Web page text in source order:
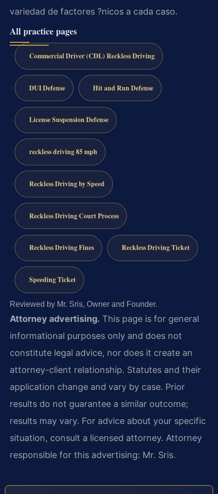
variedad de factores ?nicos a cada caso.
All practice pages
Commercial Driver (CDL) Reckless Driving
DUI Defense Hit and Run Defense
License Suspension Defense
reckless driving 85 mph
Reckless Driving by Speed
Reckless Driving Court Process
Reckless Driving Fines Reckless Driving Ticket
Speeding Ticket
Reviewed by Mr. Sris, Owner and Founder.
Attorney advertising. This page is for general
informational purposes only and does not
constitute legal advice, nor does it create an
attorney-client relationship. Statutes and their
application change and vary by case. Prior
results do not guarantee a similar outcome;
results may vary. For advice about your specific
situation, consult a licensed attorney. Attorney
responsible for this advertising: Mr. Sris.